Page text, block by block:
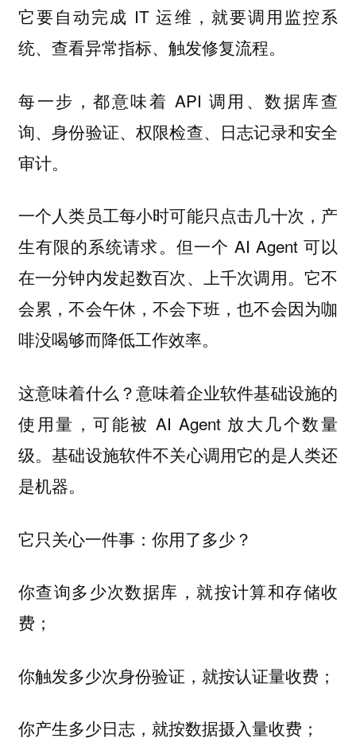
它要自动完成 IT 运维，就要调用监控系
统、查看异常指标、触发修复流程。
每一步，都意味着 API 调用、数据库查
询、身份验证、权限检查、日志记录和安全
审计。
一个人类员工每小时可能只点击几十次，产
生有限的系统请求。但一个 AI Agent 可以
在一分钟内发起数百次、上千次调用。它不
会累，不会午休，不会下班，也不会因为咖
啡没喝够而降低工作效率。
这意味着什么？意味着企业软件基础设施的
使用量，可能被 AI Agent 放大几个数量
级。基础设施软件不关心调用它的是人类还
是机器。
它只关心一件事：你用了多少？
你查询多少次数据库，就按计算和存储收
费；
你触发多少次身份验证，就按认证量收费；
你产生多少日志，就按数据摄入量收费；